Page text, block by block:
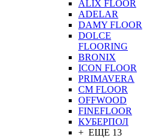
ALIX FLOOR
ADELAR
DAMY FLOOR
DOLCE
FLOORING
BRONIX
ICON FLOOR
PRIMAVERA
CM FLOOR
OFFWOOD
FINEFLOOR
КУБЕРПОЛ
+ ЕЩЕ 13